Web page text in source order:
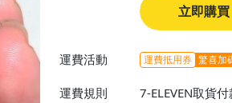
立即購買
運費活動 運費抵用券 驚喜加
運費規則
7-ELEVEN取貨